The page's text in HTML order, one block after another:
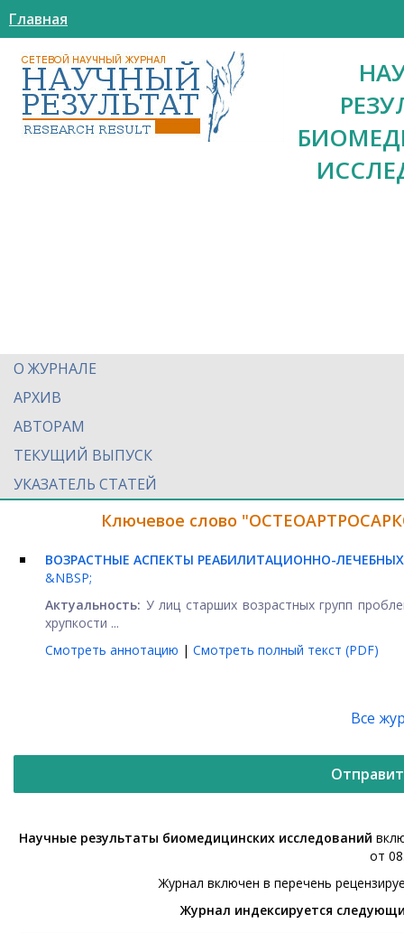
Главная
О ЖУРНАЛЕ
АРХИВ
АВТОРАМ
ТЕКУЩИЙ ВЫПУСК
УКАЗАТЕЛЬ СТАТЕЙ
Ключевое слово
ВОЗРАСТНЫЕ АСПЕКТЫ РЕАБИЛИТАЦИОННО-
&NBSP;
Актуальность: У лиц старших возрастных групп
хрупкости ...
Смотреть аннотацию | Смотреть полный текст (PDF)
Все
Научные результаты биомедицинских исследований
от
Журнал включен в перечень
Журнал индексируется